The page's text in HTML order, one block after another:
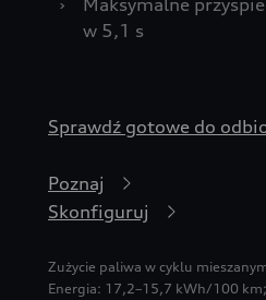
›
Maksymalne
w 5,1 s
Sprawdź gotowe do
Poznaj
Skonfiguruj
Zużycie paliwa w cyklu
Energia: 17,2–15,7 kWh/100 km;